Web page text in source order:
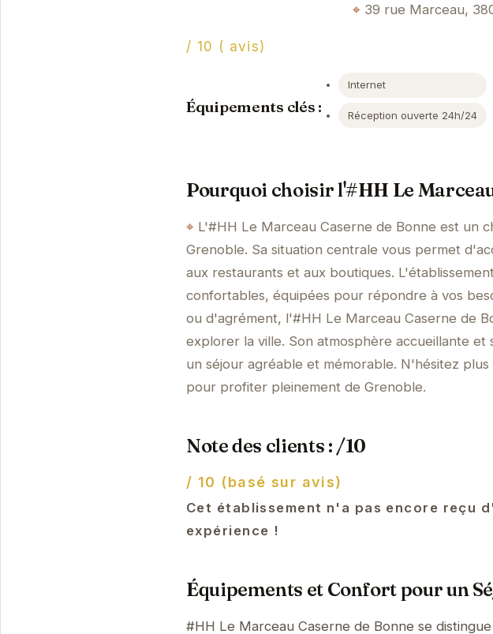
39 rue Marceau,
/ 10 ( avis)
Équipements clés :
Internet
Réception ouverte 24h/24
Pourquoi choisir l'#HH Le
L'#HH Le Marceau Caserne de Bonne est un
Grenoble. Sa situation centrale vous permet
aux restaurants et aux boutiques.
confortables, équipées pour répondre à vos
ou d'agrément, l'#HH Le Marceau Caserne de
explorer la ville. Son atmosphère accueillante
un séjour agréable et mémorable. N'hésitez
pour profiter pleinement de Grenoble.
Note des clients : /10
/ 10 (basé sur avis)
Cet établissement n'a pas encore reçu
expérience !
Équipements et Confort pour un
#HH Le Marceau Caserne de Bonne se